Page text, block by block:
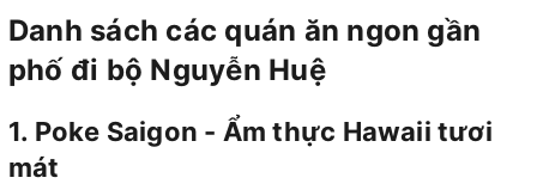
Danh sách các quán ăn ngon gần
phố đi bộ Nguyễn Huệ
1. Poke Saigon - Ẩm thực Hawaii tươi
mát